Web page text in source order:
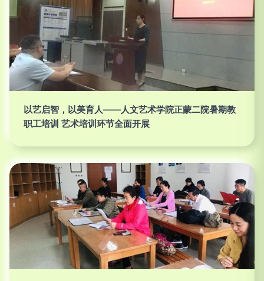
以艺启智，以美育人——人文艺术学院正蒙二院暑期教
职工培训 艺术培训环节全面开展